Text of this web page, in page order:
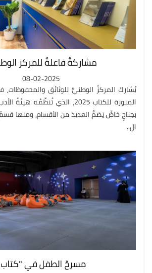
مشاركةٌ فاعلةٌ للمركز
08-02-2025
يُشارك المركزُ الوطنيُّ للوثائق
المنورة للكتاب 2025، الذي تُنظِّمُه
بجناحٍ خاصٍّ يَضمُّ العديدَ من الأقسام، ومنها
ال..
مسرحُ الطفل في